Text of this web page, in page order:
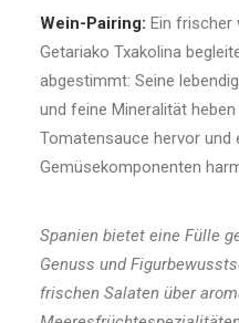
Wein-Pairing: Ein frischer
Getariako Txakolina
abgestimmt: Seine
und feine Mineralität
Tomatensauce hervor und
Gemüsekomponenten
Spanien bietet eine Fülle
Genuss und
frischen Salaten über